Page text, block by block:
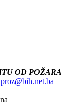
OD POŽARA